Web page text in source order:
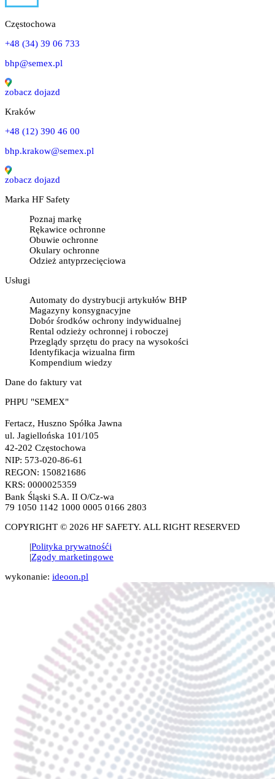
Częstochowa
+48 (34) 39 06 733
bhp@semex.pl
zobacz dojazd
Kraków
+48 (12) 390 46 00
bhp.krakow@semex.pl
zobacz dojazd
Marka HF Safety
Poznaj markę
Rękawice ochronne
Obuwie ochronne
Okulary ochronne
Odzież antyprzecięciowa
Usługi
Automaty do dystrybucji artykułów BHP
Magazyny konsygnacyjne
Dobór środków ochrony indywidualnej
Rental odzieży ochronnej i roboczej
Przeglądy sprzętu do pracy na wysokości
Identyfikacja wizualna firm
Kompendium wiedzy
Dane do faktury vat
PHPU "SEMEX"
Fertacz, Huszno Spółka Jawna
ul. Jagiellońska 101/105
42-202 Częstochowa
NIP: 573-020-86-61
REGON: 150821686
KRS: 0000025359
Bank Śląski S.A. II O/Cz-wa
79 1050 1142 1000 0005 0166 2803
COPYRIGHT © 2026 HF SAFETY. ALL RIGHT RESERVED
Polityka prywatnośći
Zgody marketingowe
wykonanie: ideoon.pl